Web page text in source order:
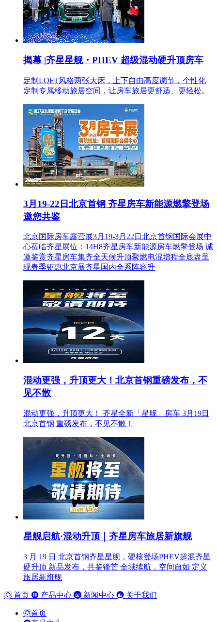
揭幕 |齐星星舰・PHEV 超级混动硬升顶房车
定制LOFT风格两张大床，上下自由高度调节，个性化
定制专属移动旅居空间，让房车旅居更舒适、更轻松。
3月19-22日北京首钢 齐星房车新能源燃擎登场
邀您共鉴
北京国际房车露营展3月19-3月22日北京首钢国际会展中
心莅临齐星展位：14H8齐星房车新能源房车燃擎登场 诚
邀鉴赏齐星房车集齐全天候升顶聚燃电混增程全底盘呈
现春季钜惠北京展齐星国内全系阵容升
混动更强，升顶更大！北京首钢重磅发布，不
见不散
混动更强，升顶更大！ 齐星全新「星舰」房车 3月19日
北京首钢 重磅发布，不见不散！
星舰启航·混动升顶｜齐星房车旅居新旗舰
3 月 19 日 北京首钢齐星星舰，硬核登场PHEV超混齐星
硬升顶 新品发布，共鉴锋芒 全域续航，空间自如 定义
旅居新旗舰
首页 产品中心 新闻中心 关于我们
首页